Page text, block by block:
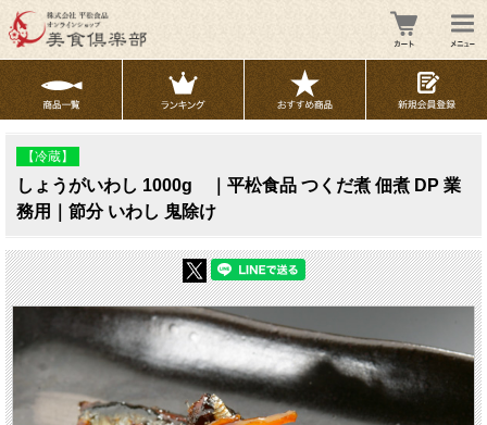
【冷蔵】
しょうがいわし 1000g ｜平松食品 つくだ煮 佃煮 DP 業
務用｜節分 いわし 鬼除け